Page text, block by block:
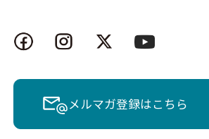
メルマガ登録はこちら